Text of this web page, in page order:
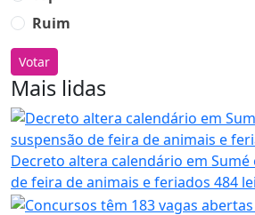
Ruim
Votar
Mais lidas
Decreto altera calendário em Sumé
de feira de animais e feriados 484